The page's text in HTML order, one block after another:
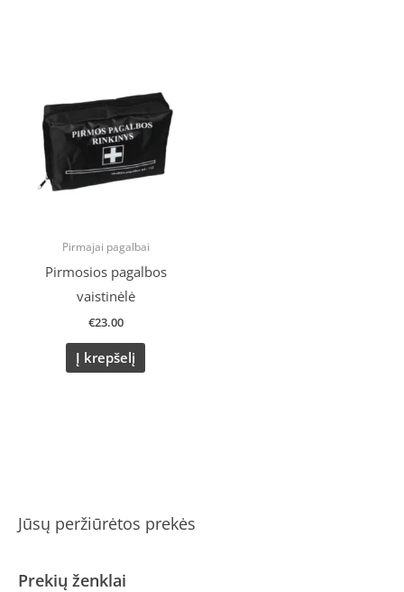
Jūsų peržiūrėtos prekės
Prekių ženklai
Pirmajai pagalbai
Pirmosios pagalbos
vaistinėlė
€23.00
Į krepšelį